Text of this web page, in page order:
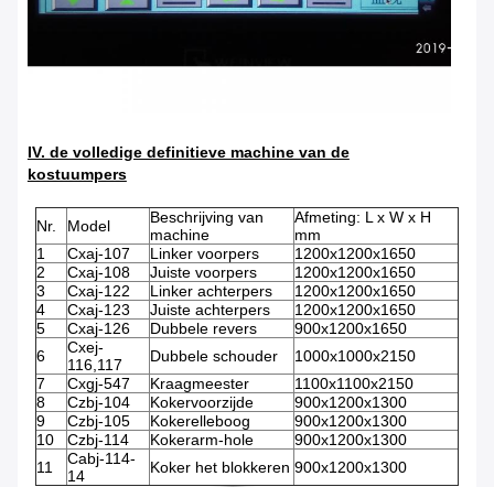
IV. de volledige definitieve machine van de
kostuumpers
Nr. Model
Beschrijving van
machine
Afmeting: L x W x H
mm
1
Cxaj-107 Linker voorpers
1200x1200x1650
2
Cxaj-108 Juiste voorpers
1200x1200x1650
3
Cxaj-122 Linker achterpers
1200x1200x1650
4
Cxaj-123 Juiste achterpers
1200x1200x1650
5
Cxaj-126 Dubbele revers
900x1200x1650
6
Cxej-
116,117
Dubbele schouder
1000x1000x2150
7
Cxgj-547 Kraagmeester
1100x1100x2150
8
Czbj-104 Kokervoorzijde
900x1200x1300
9
Czbj-105 Kokerelleboog
900x1200x1300
10
Czbj-114 Kokerarm-hole
900x1200x1300
11
Cabj-114-
14
Koker het blokkeren 900x1200x1300